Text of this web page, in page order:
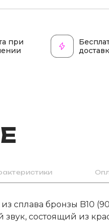
при
сплава бронзы B10
состоящий из